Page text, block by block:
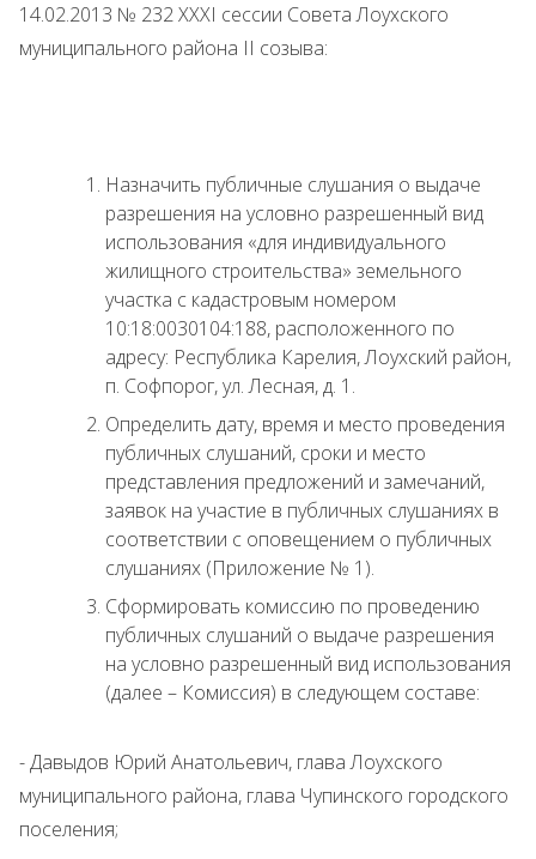
14.02.2013 № 232 XXXI сессии Совета Лоухского
муниципального района II созыва:
Назначить публичные слушания о выдаче
разрешения на условно разрешенный вид
использования «для индивидуального
жилищного строительства» земельного
участка с кадастровым номером
10:18:0030104:188, расположенного по
адресу: Республика Карелия, Лоухский район,
п. Софпорог, ул. Лесная, д. 1.
Определить дату, время и место проведения
публичных слушаний, сроки и место
представления предложений и замечаний,
заявок на участие в публичных слушаниях в
соответствии с оповещением о публичных
слушаниях (Приложение № 1).
Сформировать комиссию по проведению
публичных слушаний о выдаче разрешения
на условно разрешенный вид использования
(далее – Комиссия) в следующем составе:
- Давыдов Юрий Анатольевич, глава Лоухского
муниципального района, глава Чупинского городского
поселения;